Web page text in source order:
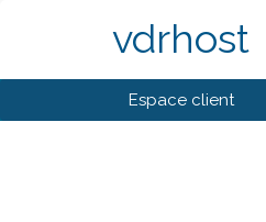
vdrhost
Espace client